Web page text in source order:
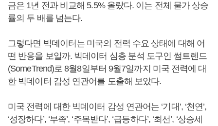
금은 1년 전과 비교해 5.5% 올랐다. 이는 전체 물가 상승
률의 두 배를 넘는다.
그렇다면 빅데이터는 미국의 전력 수요 상태에 대해 어
떤 반응을 보일까. 빅데이터 심층 분석 도구인 썸트렌드
(SomeTrend)로 8월8일부터 9월7일까지 미국 전력에 대
한 빅데이터 감성 연관어를 도출해 보았다.
미국 전력에 대한 빅데이터 감성 연관어는 ‘기대’, ‘천연’,
‘성장하다’, ‘부족’, ‘주목받다’, ‘급등하다’, ‘최선’, ‘상승세